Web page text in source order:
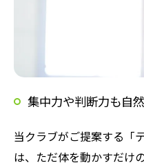
集中力や判断力も自
当クラブがご提案する「
は、ただ体を動かすだけ